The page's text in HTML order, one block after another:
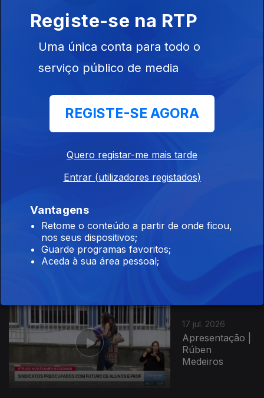
20 jul. 2026
Dulce Vieira
19 jul. 2026
Apresentação |
Medeiros
18 jul. 2026
Apresentação |
17 jul. 2026
Apresentação |
Rúben
Medeiros
Registe-se na RTP
Uma única conta para todo o
serviço público de media
REGISTE-SE AGORA
Quero registar-me mais tarde
Entrar (utilizadores registados)
Vantagens
Retome o conteúdo a partir de onde ficou,
nos seus dispositivos;
Guarde programas favoritos;
Aceda à sua área pessoal;